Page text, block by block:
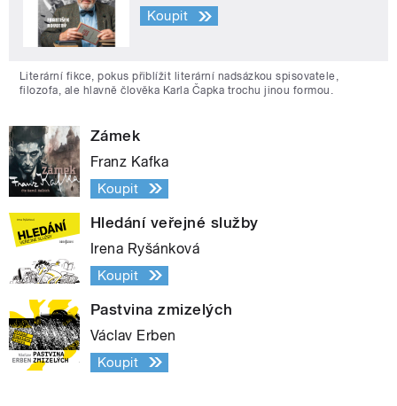
Koupit
Literární fikce, pokus přiblížit literární nadsázkou spisovatele,
filozofa, ale hlavně člověka Karla Čapka trochu jinou formou.
Zámek
Franz Kafka
Koupit
Hledání veřejné služby
Irena Ryšánková
Koupit
Pastvina zmizelých
Václav Erben
Koupit